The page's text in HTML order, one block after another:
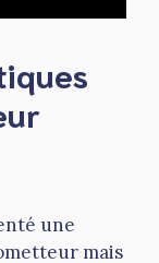
une
mais